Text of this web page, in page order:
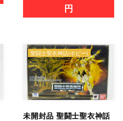
円
未開封品 聖闘士聖衣神話
聖闘士聖衣神話(ホビー)